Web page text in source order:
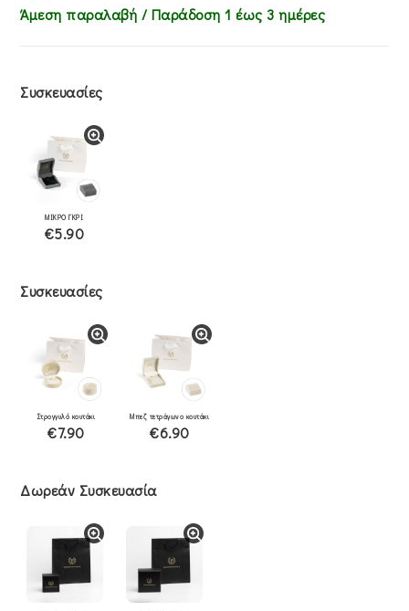
Άμεση παραλαβή / Παράδoση 1 έως 3 ημέρες
Συσκευασίες
ΜΙΚΡΟ ΓΚΡΙ
€5.90
Συσκευασίες
Στρογγυλό κουτάκι
€7.90
Μπεζ τετράγωνο κουτάκι
€6.90
Δωρεάν Συσκευασία